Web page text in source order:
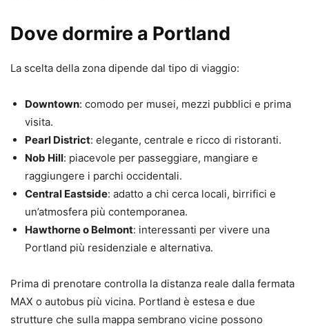
Dove dormire a Portland
La scelta della zona dipende dal tipo di viaggio:
Downtown: comodo per musei, mezzi pubblici e prima
visita.
Pearl District: elegante, centrale e ricco di ristoranti.
Nob Hill: piacevole per passeggiare, mangiare e
raggiungere i parchi occidentali.
Central Eastside: adatto a chi cerca locali, birrifici e
un’atmosfera più contemporanea.
Hawthorne o Belmont: interessanti per vivere una
Portland più residenziale e alternativa.
Prima di prenotare controlla la distanza reale dalla fermata
MAX o autobus più vicina. Portland è estesa e due
strutture che sulla mappa sembrano vicine possono